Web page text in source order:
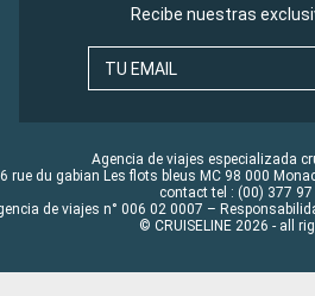
Recibe nuestras
TU EMAIL
Agencia de viajes especializada
rue du gabian Les flots bleus MC 98 000
contact tel : (00) 377
de viajes n° 006 02 0007 –
© CRUISELINE 2026 - all